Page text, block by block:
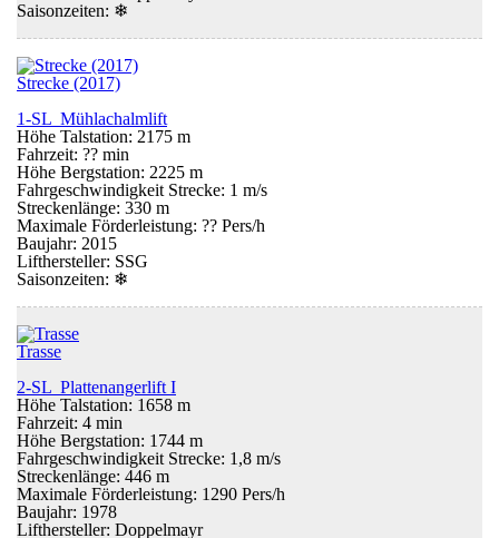
Saisonzeiten: ❄
Strecke (2017)
1-SL Mühlachalmlift
Höhe Talstation: 2175 m
Fahrzeit: ?? min
Höhe Bergstation: 2225 m
Fahrgeschwindigkeit Strecke: 1 m/s
Streckenlänge: 330 m
Maximale Förderleistung: ?? Pers/h
Baujahr: 2015
Lifthersteller: SSG
Saisonzeiten: ❄
Trasse
2-SL Plattenangerlift I
Höhe Talstation: 1658 m
Fahrzeit: 4 min
Höhe Bergstation: 1744 m
Fahrgeschwindigkeit Strecke: 1,8 m/s
Streckenlänge: 446 m
Maximale Förderleistung: 1290 Pers/h
Baujahr: 1978
Lifthersteller: Doppelmayr